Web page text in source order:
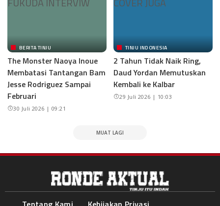
BERITA TINJU
The Monster Naoya Inoue
Membatasi Tantangan Bam
Jesse Rodriguez Sampai
Februari
30 Juli 2026 | 09:21
TINJU INDONESIA
2 Tahun Tidak Naik Ring,
Daud Yordan Memutuskan
Kembali ke Kalbar
29 Juli 2026 | 10:03
MUAT LAGI